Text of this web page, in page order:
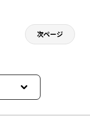
次ページ